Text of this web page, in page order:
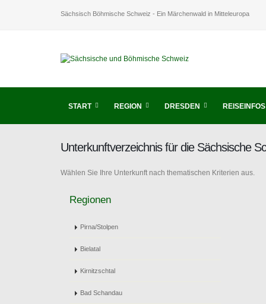
Sächsisch Böhmische Schweiz - Ein Märchenwald in Mitteleuropa
START REGION DRESDEN REISEINFOS
Unterkunftverzeichnis für die Sächsische
Wählen Sie Ihre Unterkunft nach thematischen Kriterien aus.
Regionen
Pirna/Stolpen
Bielatal
Kirnitzschtal
Bad Schandau